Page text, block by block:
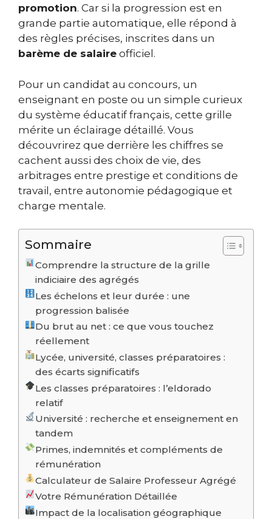
promotion. Car si la progression est en
grande partie automatique, elle répond à
des règles précises, inscrites dans un
barème de salaire officiel.
Pour un candidat au concours, un
enseignant en poste ou un simple curieux
du système éducatif français, cette grille
mérite un éclairage détaillé. Vous
découvrirez que derrière les chiffres se
cachent aussi des choix de vie, des
arbitrages entre prestige et conditions de
travail, entre autonomie pédagogique et
charge mentale.
Sommaire
Comprendre la structure de la grille
indiciaire des agrégés
Les échelons et leur durée : une
progression balisée
Du brut au net : ce que vous touchez
réellement
Lycée, université, classes préparatoires :
des écarts significatifs
Les classes préparatoires : l’eldorado
relatif
Université : recherche et enseignement en
tandem
Primes, indemnités et compléments de
rémunération
Calculateur de Salaire Professeur Agrégé
Votre Rémunération Détaillée
Impact de la localisation géographique